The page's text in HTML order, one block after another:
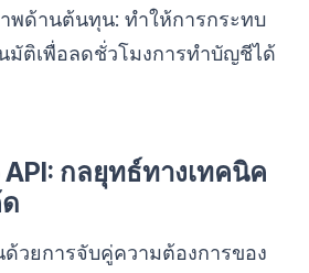
พด้านต้นทุน: ทำให้การกระทบ
มัติเพื่อลดชั่วโมงการทำบัญชีได้
API: กลยุทธ์ทางเทคนิค
ด้วยการจับคู่ความต้องการของ